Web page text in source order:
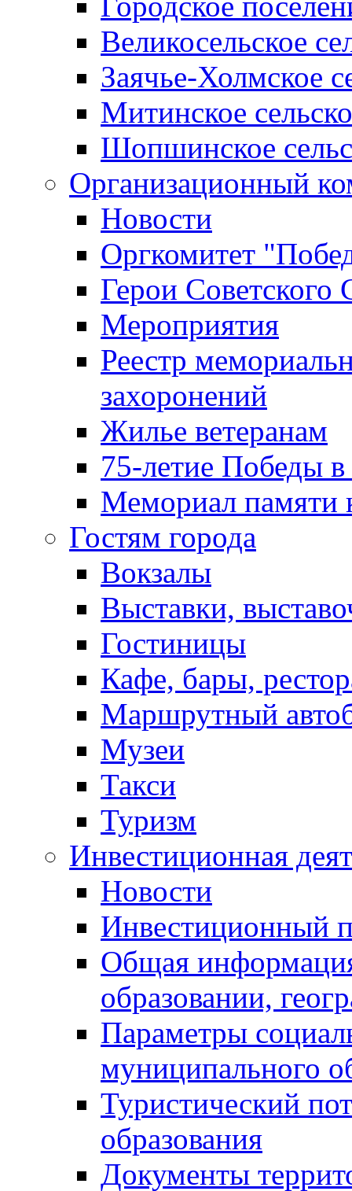
Великосельское
Заячье-Холмское
Митинское
Шопшинское
Организационный
Новости
Оргкомитет
Герои Советского
Мероприятия
Реестр
захоронений
Жилье ветеранам
75-летие Победы
Мемориал памяти
Гостям города
Вокзалы
Выставки,
Гостиницы
Кафе, бары,
Маршрутный
Музеи
Такси
Туризм
Инвестиционная
Новости
Инвестиционный
Общая
образовании,
Параметры
муниципального
Туристический
образования
Документы